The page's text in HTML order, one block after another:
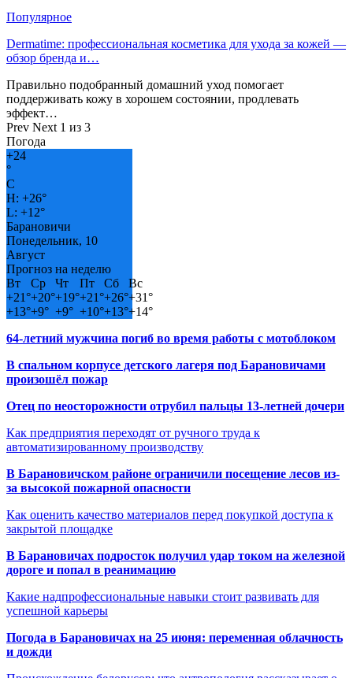
Популярное
Dermatime: профессиональная косметика для ухода за кожей —
обзор бренда и…
Правильно подобранный домашний уход помогает
поддерживать кожу в хорошем состоянии, продлевать
эффект…
Prev Next 1 из 3
Погода
+24
°
C
H: +26°
L: +12°
Барановичи
Понедельник, 10
Август
Прогноз на неделю
Вт
Ср Чт Пт Сб
Вс
+21°+20°+19°+21°+26°+31°
+13°+9° +9° +10°+13°+14°
64-летний мужчина погиб во время работы с мотоблоком
В спальном корпусе детского лагеря под Барановичами
произошёл пожар
Отец по неосторожности отрубил пальцы 13-летней дочери
Как предприятия переходят от ручного труда к
автоматизированному производству
В Барановичском районе ограничили посещение лесов из-
за высокой пожарной опасности
Как оценить качество материалов перед покупкой доступа к
закрытой площадке
В Барановичах подросток получил удар током на железной
дороге и попал в реанимацию
Какие надпрофессиональные навыки стоит развивать для
успешной карьеры
Погода в Барановичах на 25 июня: переменная облачность
и дожди